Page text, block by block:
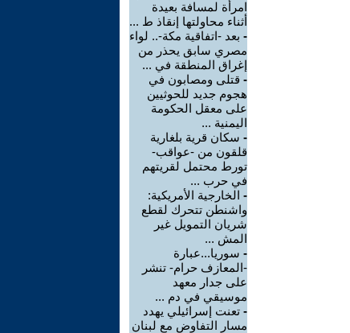
امرأة لمسافة بعيدة
أثناء محاولتها إنقاذ ط ...
- بعد -اتفاقية مكة-.. لواء
مصري سابق يحذر من
إغراق المنطقة في ...
- قتلى ومصابون في
هجوم جديد للحوثيين
على معقل الحكومة
اليمنية ...
- سكان قرية بلغارية
قلقون من -عواقب-
تورط محتمل لقريتهم
في حرب ...
- الخارجية الأمريكية:
واشنطن تتحرك لقطع
شريان التمويل غير
المش ...
- سوريا...عبارة
-المعازف حرام- تنشر
على جدار معهد
موسيقي في دم ...
- تعنت إسرائيلي يهدد
مسار التفاوض مع لبنان